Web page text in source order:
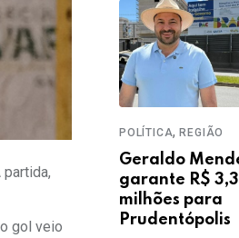
gol veio
POLÍTICA,REGIÃO
Geraldo
garante R$ 3,3
milhões para
Prudentópolis